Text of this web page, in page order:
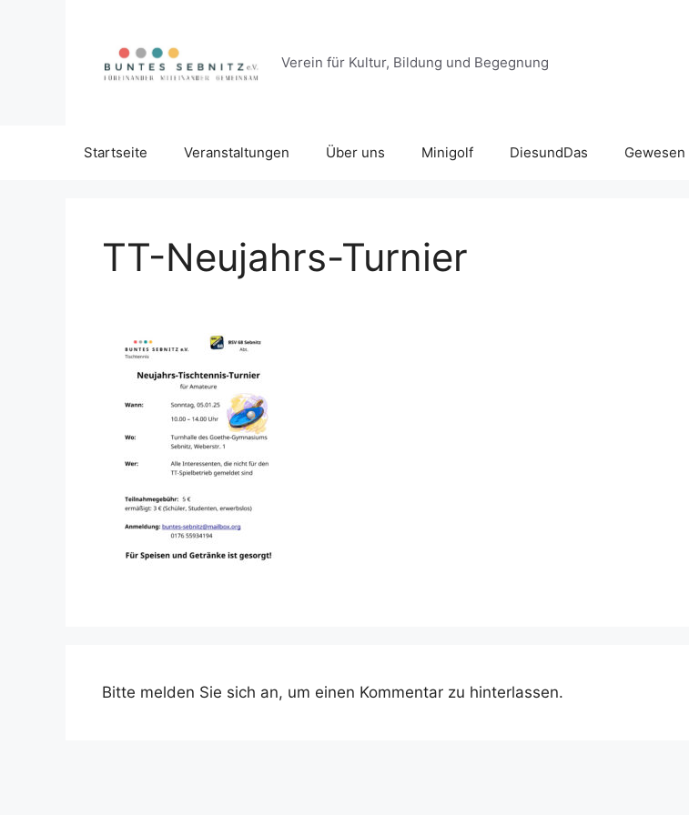
Verein für Kultur, Bildung und Begegnung
Startseite Veranstaltungen Über uns Minigolf DiesundDas Gewesen
TT-Neujahrs-Turnier
Bitte melden Sie sich an, um einen Kommentar zu hinterlassen.